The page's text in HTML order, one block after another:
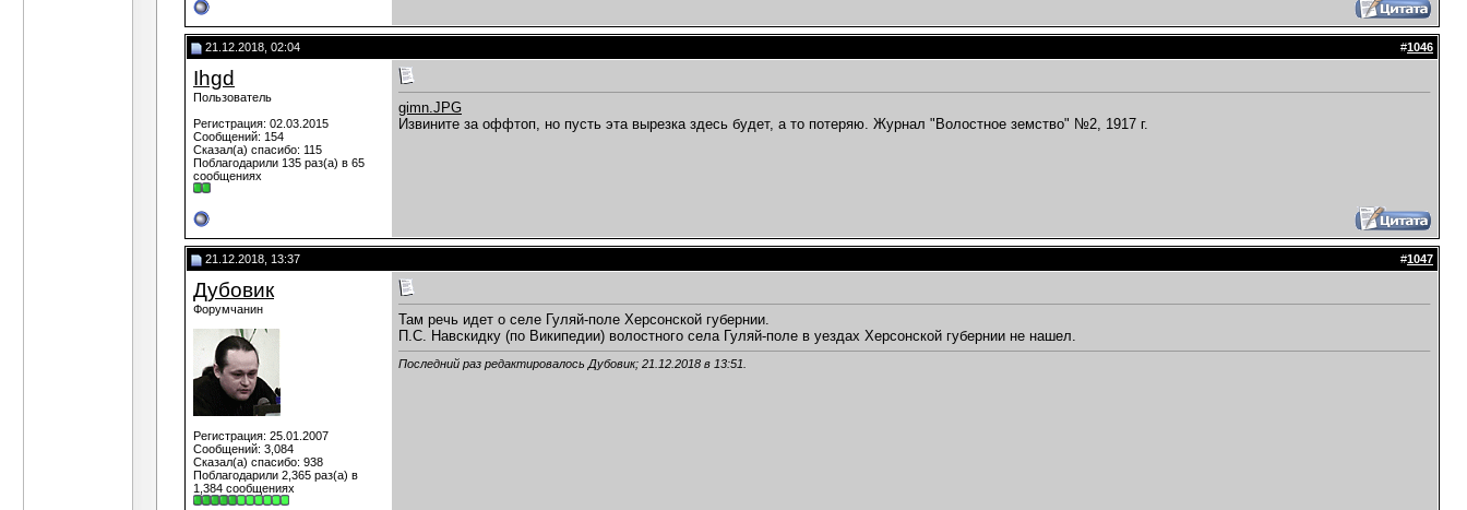
21.12.2018, 02:04 #1046
Ihgd
Пользователь
Регистрация: 02.03.2015
Сообщений: 154
Сказал(а) спасибо: 115
Поблагодарили 135 раз(а) в 65
сообщениях
gimn.JPG
Извините за оффтоп, но пусть эта вырезка здесь будет, а то потеряю. Журнал "Волостное земство" №2, 1917 г.
21.12.2018, 13:37 #1047
Дубовик
Форумчанин
Регистрация: 25.01.2007
Сообщений: 3,084
Сказал(а) спасибо: 938
Поблагодарили 2,365 раз(а) в
1,384 сообщениях
Там речь идет о селе Гуляй-поле Херсонской губернии.
П.С. Навскидку (по Википедии) волостного села Гуляй-поле в уездах Херсонской губернии не нашел.
Последний раз редактировалось Дубовик; 21.12.2018 в 13:51